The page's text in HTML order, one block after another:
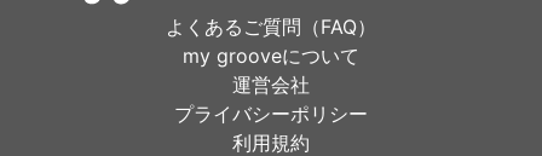
よくあるご質問（FAQ）
my grooveについて
運営会社
プライバシーポリシー
利用規約